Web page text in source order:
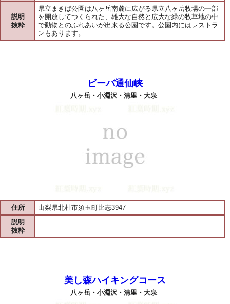
説明
抜粋
県立まきば公園は八ヶ岳南麓に広がる県立八ヶ岳牧場の一部
を開放してつくられた、雄大な自然と広大な緑の牧草地の中
で動物とのふれあいが出来る公園です。公園内にはレストラ
ンもあります。
ビーバ通仙峡
八ヶ岳・小淵沢・清里・大泉
住所
山梨県北杜市須玉町比志3947
説明
抜粋
美し森ハイキングコース
八ヶ岳・小淵沢・清里・大泉